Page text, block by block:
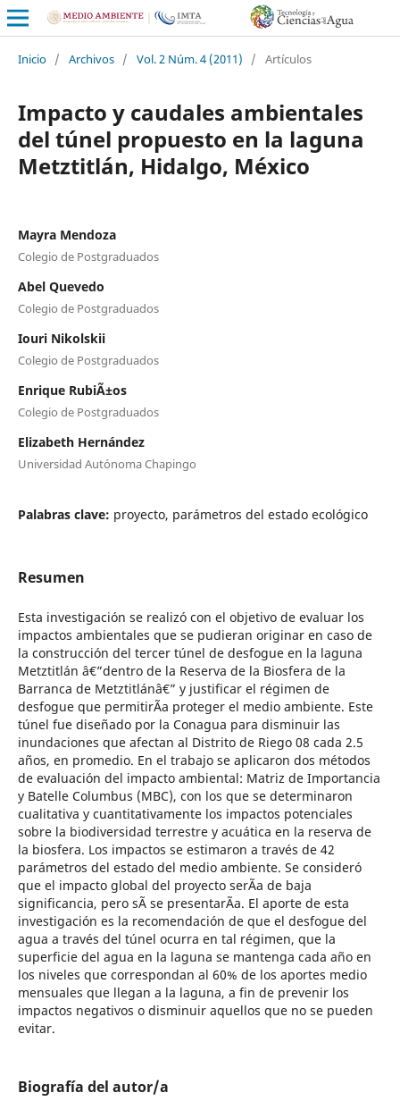
Inicio / Archivos / Vol. 2 Núm. 4 (2011) / Artículos
Impacto y caudales ambientales
del túnel propuesto en la laguna
Metztitlán, Hidalgo, México
Mayra Mendoza
Colegio de Postgraduados
Abel Quevedo
Colegio de Postgraduados
Iouri Nikolskii
Colegio de Postgraduados
Enrique RubiÃ±os
Colegio de Postgraduados
Elizabeth Hernández
Universidad Autónoma Chapingo
Palabras clave: proyecto, parámetros del estado ecológico
Resumen
Esta investigación se realizó con el objetivo de evaluar los
impactos ambientales que se pudieran originar en caso de
la construcción del tercer túnel de desfogue en la laguna
Metztitlán â€”dentro de la Reserva de la Biosfera de la
Barranca de Metztitlánâ€” y justificar el régimen de
desfogue que permitirÃ­a proteger el medio ambiente. Este
túnel fue diseñado por la Conagua para disminuir las
inundaciones que afectan al Distrito de Riego 08 cada 2.5
años, en promedio. En el trabajo se aplicaron dos métodos
de evaluación del impacto ambiental: Matriz de Importancia
y Batelle Columbus (MBC), con los que se determinaron
cualitativa y cuantitativamente los impactos potenciales
sobre la biodiversidad terrestre y acuática en la reserva de
la biosfera. Los impactos se estimaron a través de 42
parámetros del estado del medio ambiente. Se consideró
que el impacto global del proyecto serÃ­a de baja
significancia, pero sÃ­ se presentarÃ­a. El aporte de esta
investigación es la recomendación de que el desfogue del
agua a través del túnel ocurra en tal régimen, que la
superficie del agua en la laguna se mantenga cada año en
los niveles que correspondan al 60% de los aportes medio
mensuales que llegan a la laguna, a fin de prevenir los
impactos negativos o disminuir aquellos que no se pueden
evitar.
Biografía del autor/a